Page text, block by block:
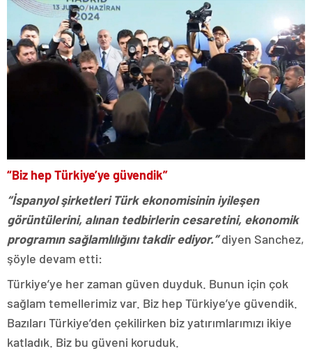
“Biz hep Türkiye’ye güvendik”
“İspanyol şirketleri Türk ekonomisinin iyileşen
görüntülerini, alınan tedbirlerin cesaretini, ekonomik
programın sağlamlılığını takdir ediyor.”diyen Sanchez,
şöyle devam etti:
Türkiye’ye her zaman güven duyduk. Bunun için çok
sağlam temellerimiz var. Biz hep Türkiye’ye güvendik.
Bazıları Türkiye’den çekilirken biz yatırımlarımızı ikiye
katladık. Biz bu güveni koruduk.